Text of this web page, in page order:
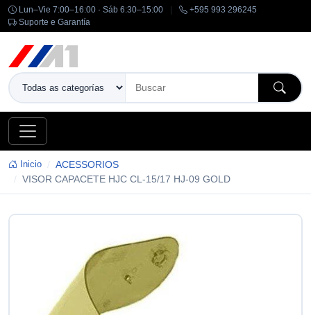
Lun–Vie 7:00–16:00 · Sáb 6:30–15:00
+595 993 296245
Suporte e Garantía
Inicio
ACESSORIOS
VISOR CAPACETE HJC CL-15/17 HJ-09 GOLD